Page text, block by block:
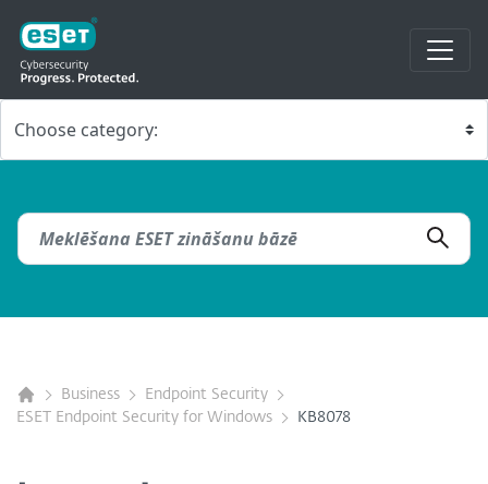
Business
Endpoint Security
ESET Endpoint Security for Windows
KB8078